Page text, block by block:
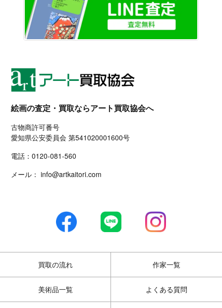
絵画の査定・買取ならアート買取協会へ
古物商許可番号
愛知県公安委員会 第541020001600号
電話：0120-081-560
メール： info@artkaitori.com
買取の流れ 作家一覧
美術品一覧 よくある質問